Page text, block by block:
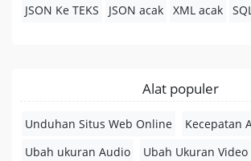
JSON Ke TEKS
JSON acak XML acak
Alat populer
Unduhan Situs Web Online
Kecepatan
Ubah ukuran Audio
Ubah Ukuran Video